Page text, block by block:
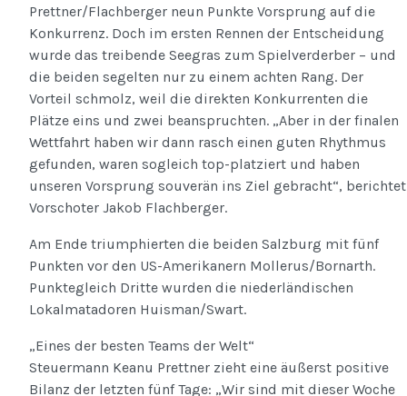
Prettner/Flachberger neun Punkte Vorsprung auf die
Konkurrenz. Doch im ersten Rennen der Entscheidung
wurde das treibende Seegras zum Spielverderber – und
die beiden segelten nur zu einem achten Rang. Der
Vorteil schmolz, weil die direkten Konkurrenten die
Plätze eins und zwei beanspruchten. „Aber in der finalen
Wettfahrt haben wir dann rasch einen guten Rhythmus
gefunden, waren sogleich top-platziert und haben
unseren Vorsprung souverän ins Ziel gebracht“, berichtet
Vorschoter Jakob Flachberger.
Am Ende triumphierten die beiden Salzburg mit fünf
Punkten vor den US-Amerikanern Mollerus/Bornarth.
Punktegleich Dritte wurden die niederländischen
Lokalmatadoren Huisman/Swart.
„Eines der besten Teams der Welt“
Steuermann Keanu Prettner zieht eine äußerst positive
Bilanz der letzten fünf Tage: „Wir sind mit dieser Woche